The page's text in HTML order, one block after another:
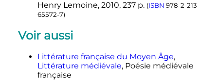
Portail des revues scientifiques en
SHS,
, consulté le
Henry Lemoine, 2010, 237 p. (ISBN 978-2-213-
65572-7)
Voir aussi
Littérature française du Moyen Âge,
Littérature médiévale, Poésie médiévale
française